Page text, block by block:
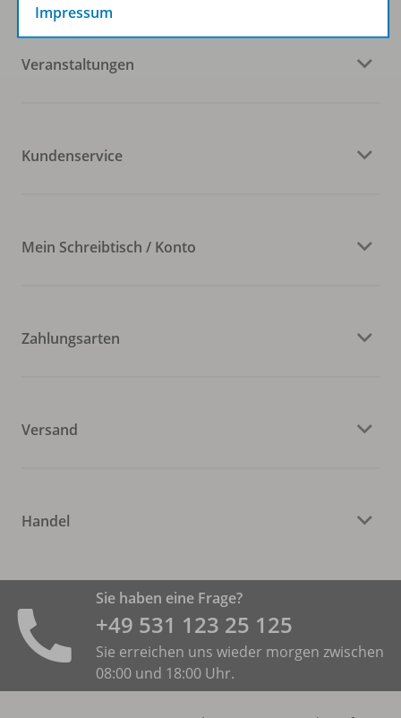
Veranstaltungen
Kundenservice
Mein Schreibtisch / Konto
Zahlungsarten
Versand
Handel
Sie haben eine Frage?
+49 531 ­123 25 125
Sie erreichen uns wieder morgen zwischen
08:00 und 18:00 Uhr.
Impressum